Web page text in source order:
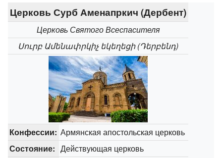
Церковь Сурб Аменапркич (Дербент)
Церковь Святого Всеспасителя
Սուրբ Ամենափրկիչ եկեղեցի (Դերբենդ)
Конфессии: Армянская апостольская церковь
Состояние: Действующая церковь